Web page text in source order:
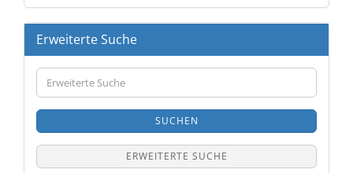
Erweiterte Suche
Erweiterte
Suche
SUCHEN
ERWEITERTE SUCHE